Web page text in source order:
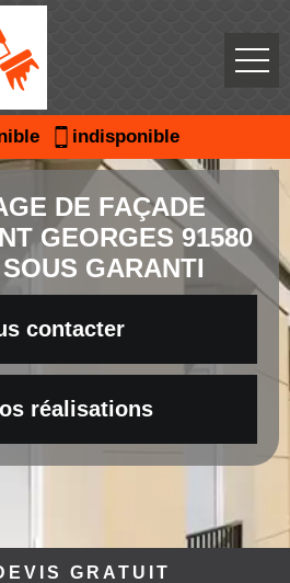
indisponible
DE FAÇADE
GEORGES 91580
GARANTI
contacter
réalisations
GRATUIT